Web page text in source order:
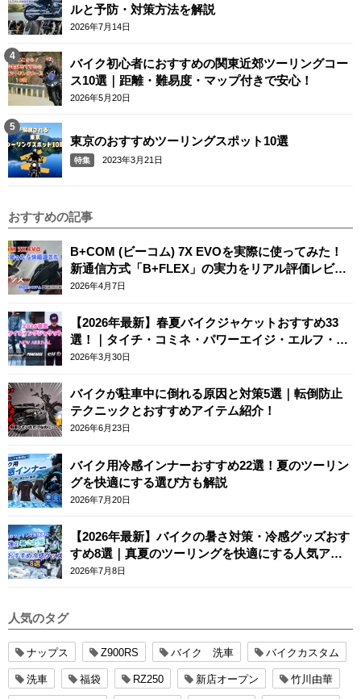
ルと予防・対策方法を解説
2026年7月14日
バイク初心者におすすめの関東近郊ツーリングコー
ス10選｜距離・難易度・マップ付きで安心！
2026年5月20日
東京のおすすめツーリングスポット10選
特集 2023年3月21日
おすすめの記事
B+COM (ビーコム) 7X EVOを実際に使ってみた！
新通信方式「B+FLEX」の実力をリアル評価レビュ
ー
2026年4月7日
【2026年最新】春夏バイクジャケットおすすめ33
選！｜タイチ・コミネ・パワーエイジ・エルフ・エ
ースカフェロンドン
2026年3月30日
バイクが駐車中に倒れる原因と対策5選｜転倒防止
テクニックとおすすめアイテム紹介！
2026年6月23日
バイク用冷感インナーおすすめ22選！夏のツーリン
グを快適にする選び方も解説
2026年7月20日
【2026年最新】バイクの暑さ対策・冷感グッズおす
すめ8選｜真夏のツーリングを快適にする人気アイ
テム
2026年7月8日
人気のタグ
ナップス Z900RS バイク 洗車 バイクカスタム
洗車 福袋 RZ250 新店オープン 竹川由華